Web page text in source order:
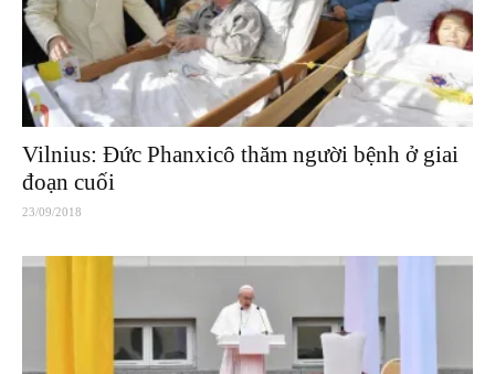
Vilnius: Đức Phanxicô thăm người bệnh ở giai
đoạn cuối
23/09/2018